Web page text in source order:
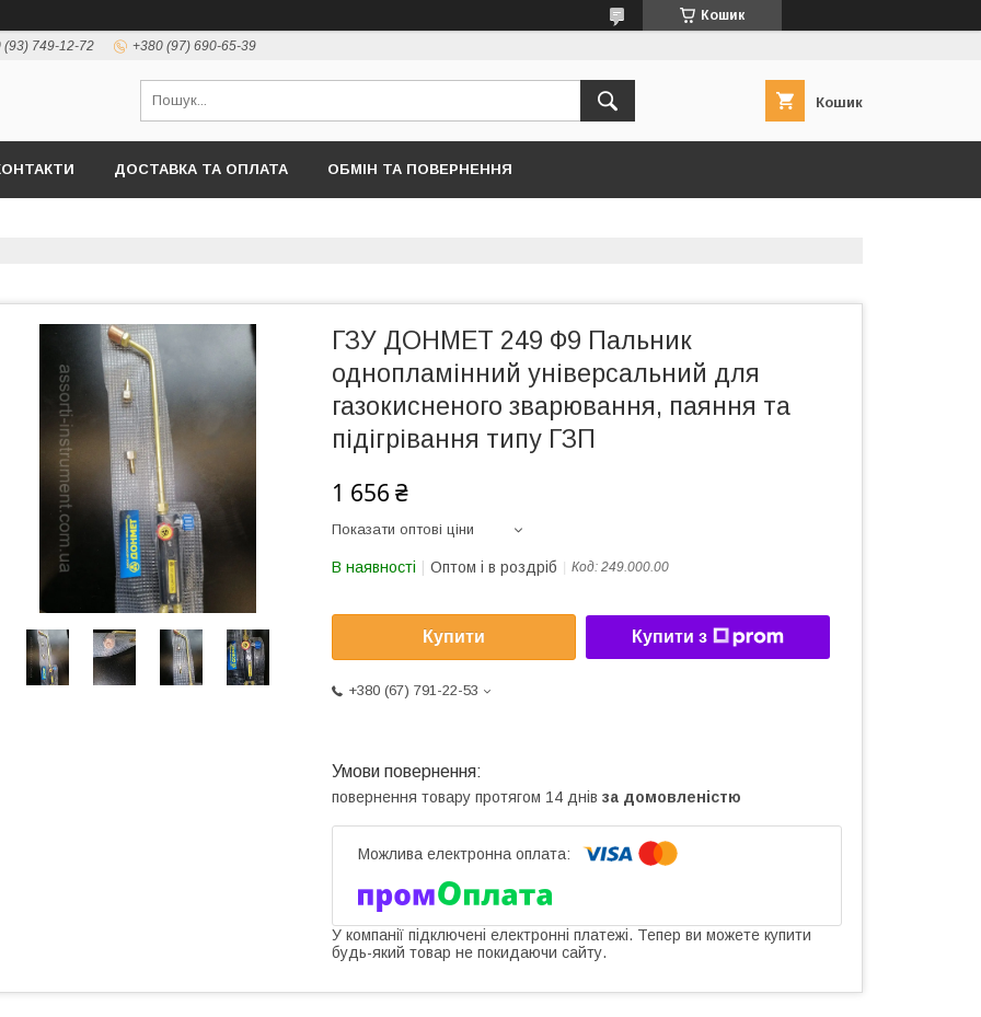
Кошик
(93) 749-12-72 +380 (97) 690-65-39
Кошик
ДОСТАВКА ТА ОПЛАТА ОБМІН ТА ПОВЕРНЕННЯ
ГЗУ ДОНМЕТ 249 Ф9 Пальник
однопламінний універсальний для
газокисненого зварювання, паяння та
підігрівання типу ГЗП
1 656 ₴
Показати оптові ціни
В наявності Оптом і в роздріб Код: 249.000.00
Купити Купити з
+380 (67) 791-22-53
повернення товару протягом 14 днів за домовленістю
У компанії підключені електронні платежі. Тепер ви можете купити
будь-який товар не покидаючи сайту.